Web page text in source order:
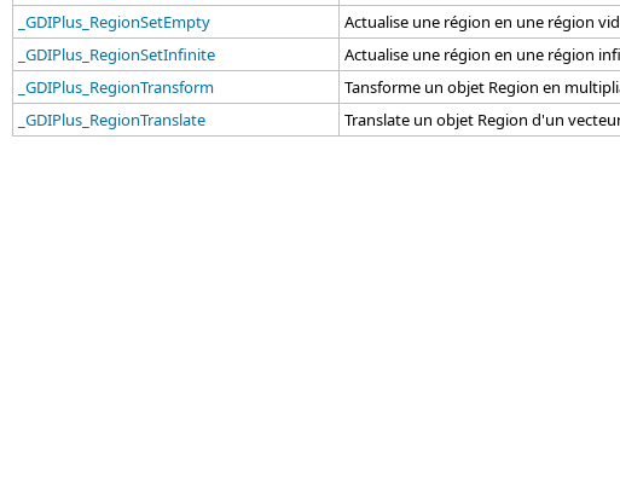
_GDIPlus_RegionSetEmpty
Actualise une région en une région
_GDIPlus_RegionSetInfinite
Actualise une région en une région
_GDIPlus_RegionTransform
Tansforme un objet Region en
_GDIPlus_RegionTranslate
Translate un objet Region d'un